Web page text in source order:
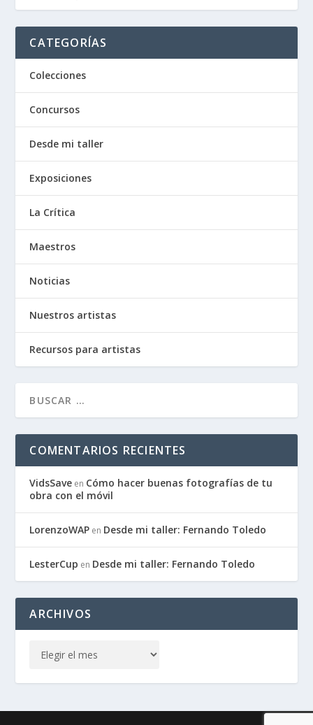
CATEGORÍAS
Colecciones
Concursos
Desde mi taller
Exposiciones
La Crítica
Maestros
Noticias
Nuestros artistas
Recursos para artistas
COMENTARIOS RECIENTES
VidsSave en Cómo hacer buenas fotografías de tu
obra con el móvil
LorenzoWAP en Desde mi taller: Fernando Toledo
LesterCup en Desde mi taller: Fernando Toledo
ARCHIVOS